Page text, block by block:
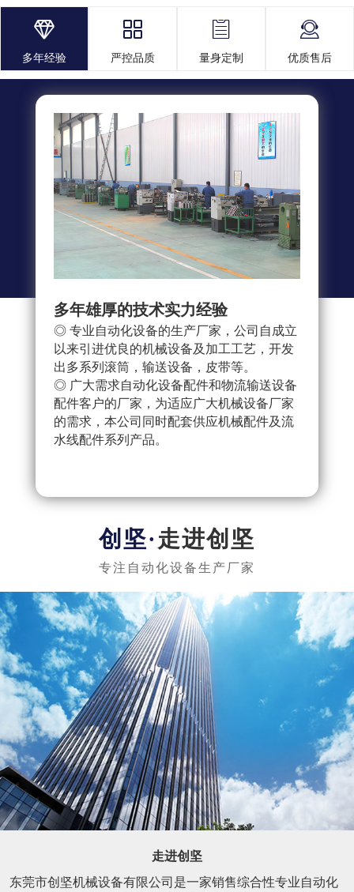

多年经验

严控品质

量身定制

优质售后
多年雄厚的技术实力经验
◎ 专业自动化设备的生产厂家，公司自成立
以来引进优良的机械设备及加工工艺，开发
出多系列滚筒，输送设备，皮带等。
◎ 广大需求自动化设备配件和物流输送设备
配件客户的厂家，为适应广大机械设备厂家
的需求，本公司同时配套供应机械配件及流
水线配件系列产品。
走进创坚
走进创坚
东莞市创坚机械设备有限公司是一家销售综合性专业自动化